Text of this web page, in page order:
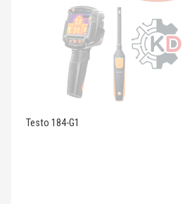
Testo 184-G1